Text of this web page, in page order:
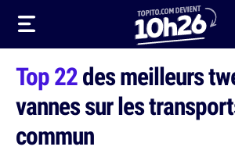
Top 22des meilleurs
vannes sur les
commun